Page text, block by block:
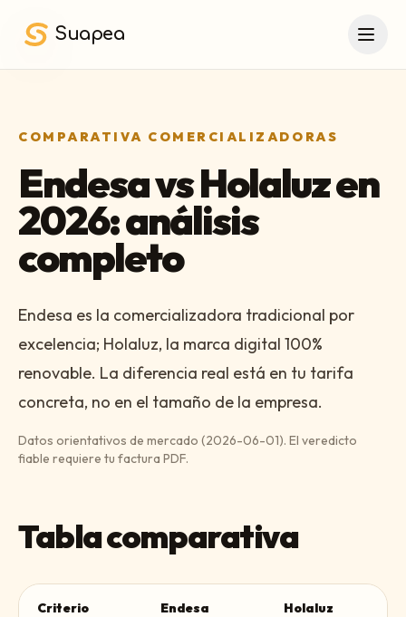
Suapea
COMPARATIVA COMERCIALIZADORAS
Endesa vs Holaluz en
2026: análisis
completo
Endesa es la comercializadora tradicional por
excelencia; Holaluz, la marca digital 100%
renovable. La diferencia real está en tu tarifa
concreta, no en el tamaño de la empresa.
Datos orientativos de mercado (2026-06-01). El veredicto
fiable requiere tu factura PDF.
Tabla comparativa
Criterio Endesa Holaluz